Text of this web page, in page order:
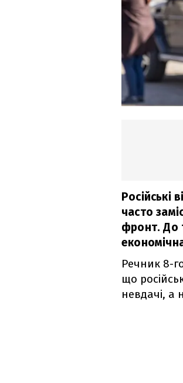
Російські
часто
фронт. До
Речник 8-
що
невдачі, а